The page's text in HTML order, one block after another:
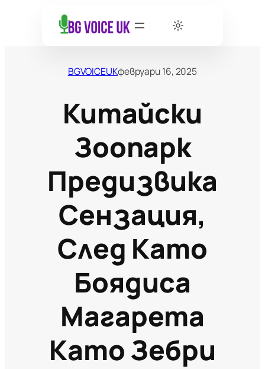
BGVOICEUKфевруари 16, 2025
Китайски
Зоопарк
Предизвика
Сензация,
След Като
Боядиса
Магарета
Като Зебри